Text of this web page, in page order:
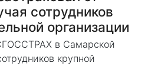
сотрудников
организации
в Самарской
крупной